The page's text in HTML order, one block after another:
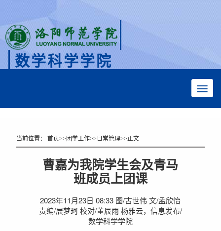
数学科学学院
当前位置：首页>> 团学工作>> 日常管理>>正文
曹嘉为我院学生会及青马
班成员上团课
2023年11月23日 08:33 图/古世伟 文/孟欣怡
责编/展梦珂 校对/董辰雨 杨雅云，信息发布/
数学科学学院